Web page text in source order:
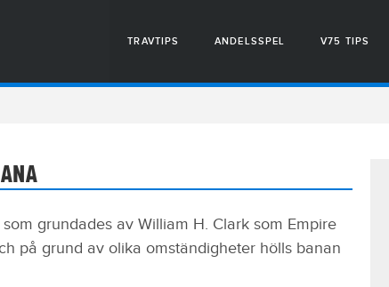
TRAVTIPS ANDELSSPEL V75 TIPS
grundades av William H. Clark som Empire
på grund av olika omständigheter hölls banan